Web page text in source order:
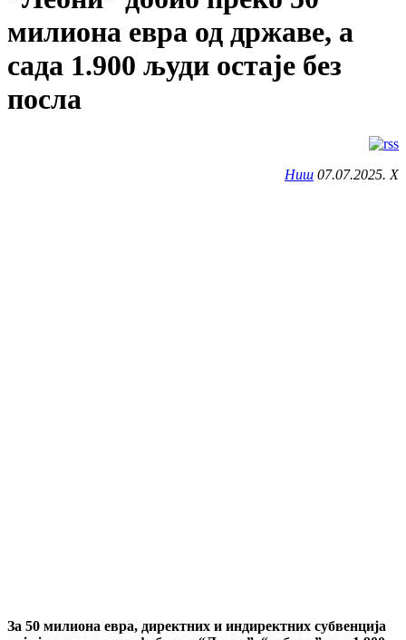
милиона евра од државе, а
сада 1.900 људи остаје без
посла
Ниш 07.07.2025. X
За 50 милиона евра, директних и индиректних субвенција